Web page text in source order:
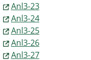
Anl3-23
Anl3-24
Anl3-25
Anl3-26
Anl3-27